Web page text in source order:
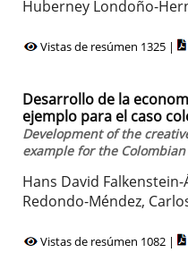
Huberney Londoño-
Vistas de resúmen 1325 |
Desarrollo de la
ejemplo para el caso
Development of the
example for the Colombian
Hans David
Redondo-Méndez,
Vistas de resúmen 1082 |